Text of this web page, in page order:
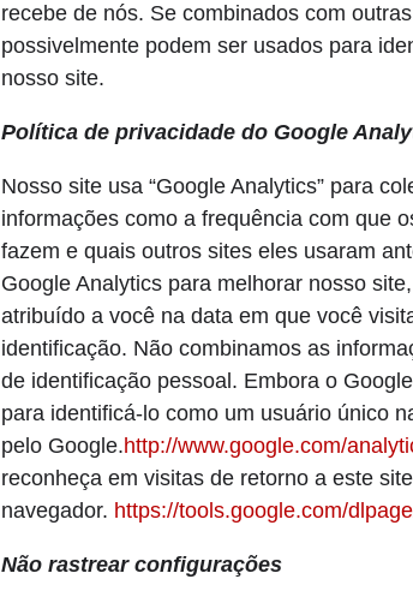
recebe de nós. Se combinados com
possivelmente podem ser usados ​​para
nosso site.
Política de privacidade do Google
Nosso site usa “Google Analytics” para
informações como a frequência com que
fazem e quais outros sites eles usaram
Google Analytics para melhorar nosso
atribuído a você na data em que você
identificação. Não combinamos as
de identificação pessoal. Embora o
para identificá-lo como um usuário único
pelo Google.http://www.google.com/
reconheça em visitas de retorno a este
navegador. https://tools.google.com/
Não rastrear configurações